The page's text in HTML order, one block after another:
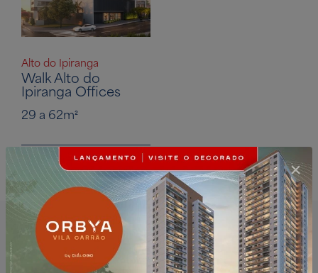
Alto do Ipiranga
Walk Alto do
Ipiranga Offices
29 a 62m²
Encontre Apartamentos por
Região